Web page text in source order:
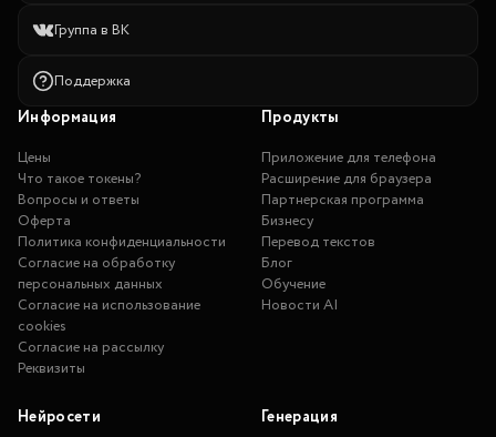
Группа в ВК
Поддержка
Информация
Цены
Что такое токены?
Вопросы и ответы
Оферта
Политика конфиденциальности
Согласие на обработку
персональных данных
Согласие на использование
cookies
Согласие на рассылку
Реквизиты
Продукты
Приложение для телефона
Расширение для браузера
Партнерская программа
Бизнесу
Перевод текстов
Блог
Обучение
Новости AI
Нейросети Генерация